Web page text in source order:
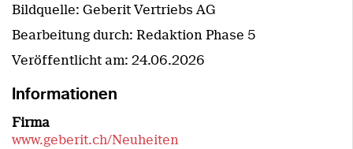
Bildquelle: Geberit Vertriebs AG
Bearbeitung durch: Redaktion Phase 5
Veröffentlicht am: 24.06.2026
Informationen
Firma
www.geberit.ch/Neuheiten